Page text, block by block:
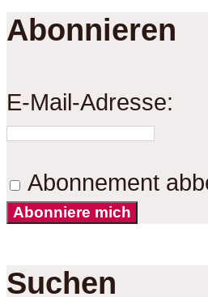
Abonnieren
E-Mail-Adresse:
Abonnement
Abonniere mich
Suchen